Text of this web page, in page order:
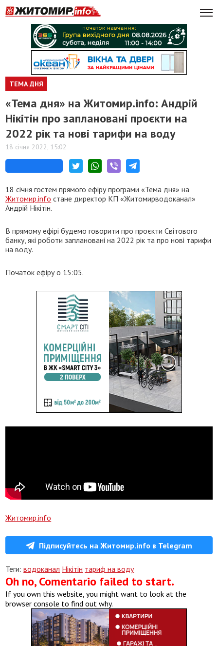
ТЕМА ДНЯ
​«Тема дня» на Житомир.info: Андрій
Нікітін про заплановані проєкти на
2022 рік та нові тарифи на воду
18 січня 2022, 15:02
18 січня гостем прямого ефіру програми «Тема дня» на
Житомир.info стане директор КП «Житомирводоканал»
Андрій Нікітін.
В прямому ефірі будемо говорити про проєкти Світового
банку, які роботи заплановані на 2022 рік та про нові тарифи
на воду.
Початок ефіру о 15:05.
Житомир.info
Підписуйтесь на Житомир.info в Telegram
Теги:водоканал Нікітін тариф на воду
Oh no, Comentario failed to start.
If you own this website, you might want to look at the
browser console to find out why.